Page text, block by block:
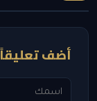
أضف تعليقاً